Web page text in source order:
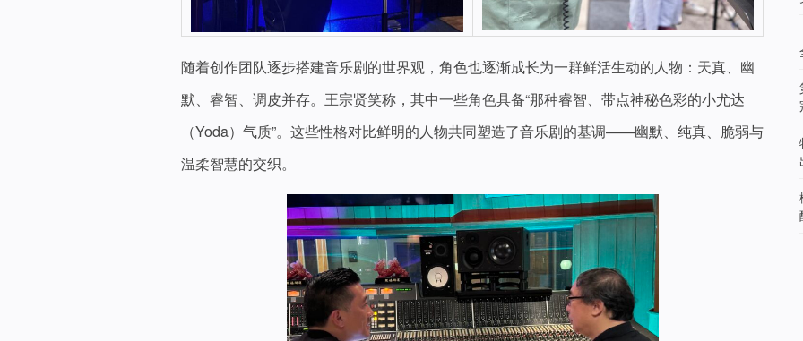
随着创作团队逐步搭建音乐剧的世界观，角色也逐渐成长为一群鲜活生动的人物：天真、幽
默、睿智、调皮并存。王宗贤笑称，其中一些角色具备“那种睿智、带点神秘色彩的小尤达
（Yoda）气质”。这些性格对比鲜明的人物共同塑造了音乐剧的基调——幽默、纯真、脆弱与
温柔智慧的交织。